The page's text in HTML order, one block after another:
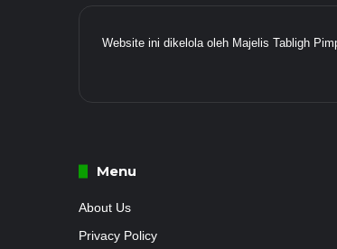
Website ini dikelola oleh Majelis Tabligh
Menu
About Us
Privacy Policy